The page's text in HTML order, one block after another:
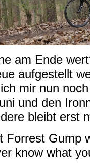
am Ende
aufgestellt
mir nun
und den
bleibt erst
Forrest Gump
know what